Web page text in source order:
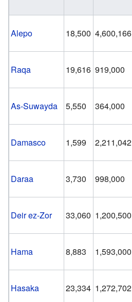
Alepo 18,500 4,600,166
Raqa 19,616 919,000
As-Suwayda 5,550 364,000
Damasco 1,599 2,211,042
Daraa 3,730 998,000
Deir ez-Zor 33,060 1,200,500
Hama 8,883 1,593,000
Hasaka 23,334 1,272,702